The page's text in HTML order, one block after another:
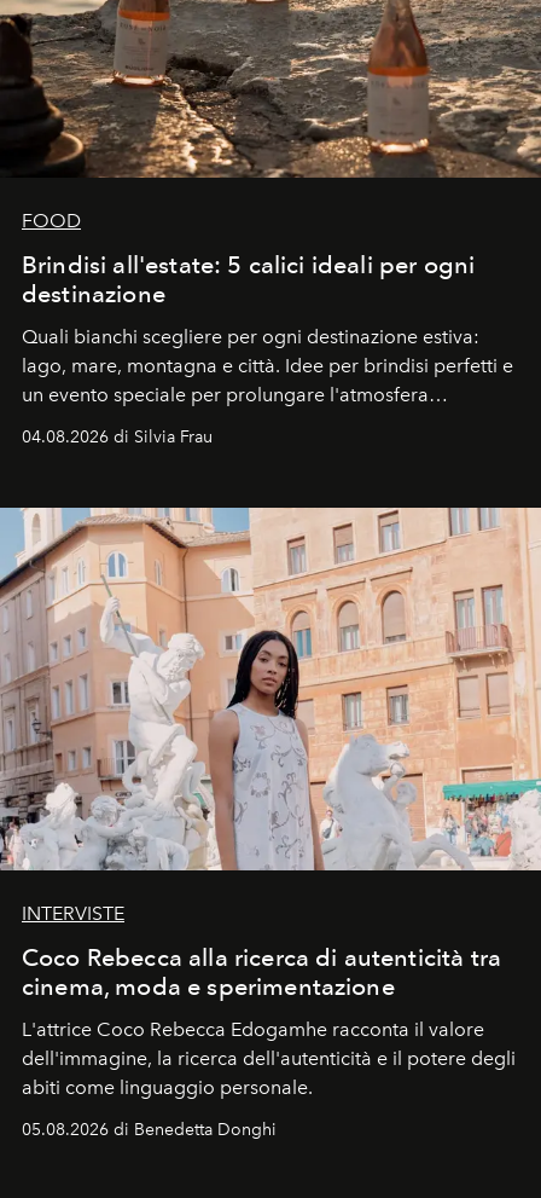
FOOD
Brindisi all'estate: 5 calici ideali per ogni
destinazione
Quali bianchi scegliere per ogni destinazione estiva:
lago, mare, montagna e città. Idee per brindisi perfetti e
un evento speciale per prolungare l'atmosfera
04.08.2026 di Silvia Frau
INTERVISTE
Coco Rebecca alla ricerca di autenticità tra
cinema, moda e sperimentazione
L'attrice Coco Rebecca Edogamhe racconta il valore
dell'immagine, la ricerca dell'autenticità e il potere degli
abiti come linguaggio personale.
05.08.2026 di Benedetta Donghi